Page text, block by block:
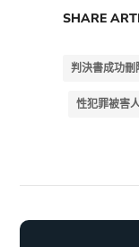
SHARE
判決書成功刪
性犯罪被害